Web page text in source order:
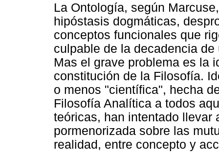
La Ontología, según
hipóstasis dogmáticas,
conceptos funcionales que
culpable de la decadencia
Mas el grave problema es la
constitución de la Filosofía.
o menos "científica", hecha
Filosofía Analítica a todos
teóricas, han intentado llevar
pormenorizada sobre las
realidad, entre concepto y